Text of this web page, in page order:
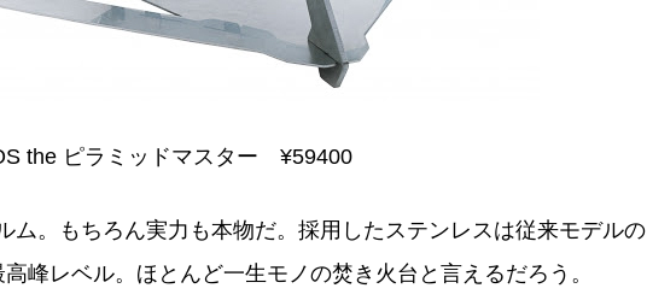
the ピラミッドマスター ¥59400
ム。もちろん実力も本物だ。採用したステンレスは従来モデルの
峰レベル。ほとんど一生モノの焚き火台と言えるだろう。